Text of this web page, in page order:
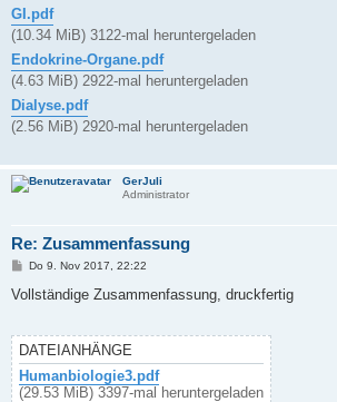
GI.pdf
(10.34 MiB) 3122-mal heruntergeladen
Endokrine-Organe.pdf
(4.63 MiB) 2922-mal heruntergeladen
Dialyse.pdf
(2.56 MiB) 2920-mal heruntergeladen
GerJuli
Administrator
Re: Zusammenfassung
B
i
g
Do 9. Nov 2017, 22:22
Vollständige Zusammenfassung, druckfertig
DATEIANHÄNGE
Humanbiologie3.pdf
(29.53 MiB) 3397-mal heruntergeladen